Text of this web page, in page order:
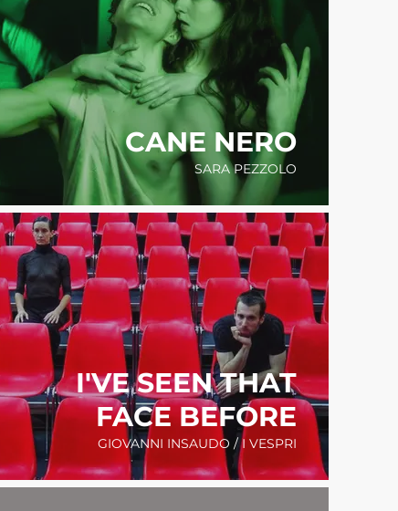
CANE NERO
SARA PEZZOLO
I'VE SEEN THAT
FACE BEFORE
GIOVANNI INSAUDO / I VESPRI